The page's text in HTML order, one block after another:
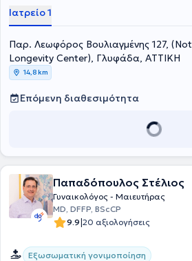
"Mediterraneo First Care", π.Ακαδημαϊκός
θέματα Επανειλημμένων Αποβολών και
"Αττικόν" , πρώην Επιστημονικός
κλινική του "Αρεταίειου" Νοσοκομείου στο
Αποβολών και Πρόωρης Ωοθηκικής
στην Ελληνική Εταιρεία Οικογενειακού
Αντισύλληψης και Αναπαραγωγικής
ΔΣ του Ελληνικού Ινστιτούτου DRG.
Ιατρείο 1
Παρ. Λεωφόρος Βουλιαγμένης 127,
Longevity Center), Γλυφάδα, ΑΤΤΙΚΗ
14,8 km
Επόμενη διαθεσιμότητα
Παπαδόπουλος Στέλιος
Γυναικολόγος - Μαιευτήρας
MD, DFFP, BScCP
9.9|20 αξιολογήσεις
Εξωσωματική γονιμοποίηση